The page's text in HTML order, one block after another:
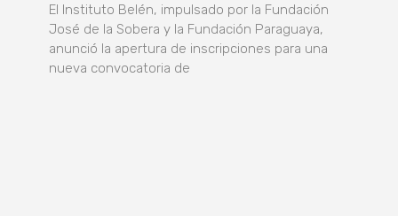
El Instituto Belén, impulsado por la Fundación
José de la Sobera y la Fundación Paraguaya,
anunció la apertura de inscripciones para una
nueva convocatoria de